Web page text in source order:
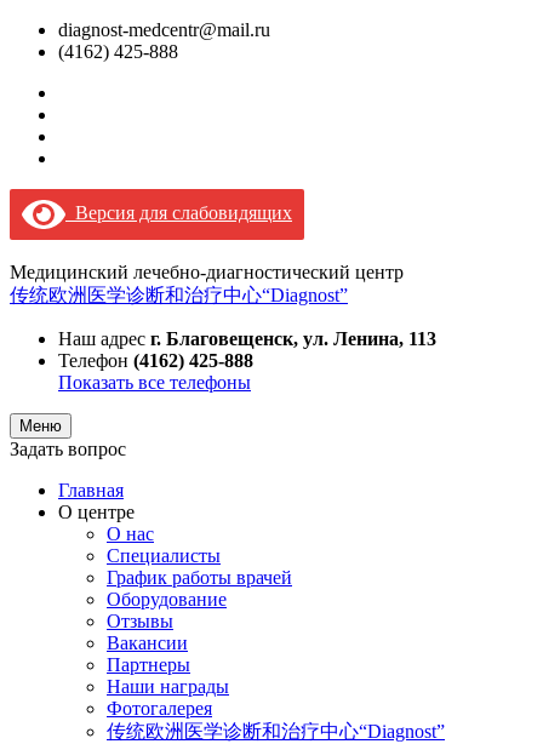
diagnost-medcentr@mail.ru
(4162) 425-888
Версия для слабовидящих
Медицинский лечебно-диагностический центр
传统欧洲医学诊断和治疗中心“Diagnost”
Наш адрес г. Благовещенск, ул. Ленина, 113
Телефон (4162) 425-888
Показать все телефоны
Меню
Задать вопрос
Главная
О центре
О нас
Специалисты
График работы врачей
Оборудование
Отзывы
Вакансии
Партнеры
Наши награды
Фотогалерея
传统欧洲医学诊断和治疗中心“Diagnost”